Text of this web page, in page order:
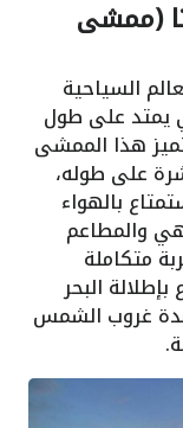
(ممشى
السياحية
يمتد على طول
هذا الممشى
على طوله،
بالهواء
والمطاعم
متكاملة
البحر
غروب الشمس